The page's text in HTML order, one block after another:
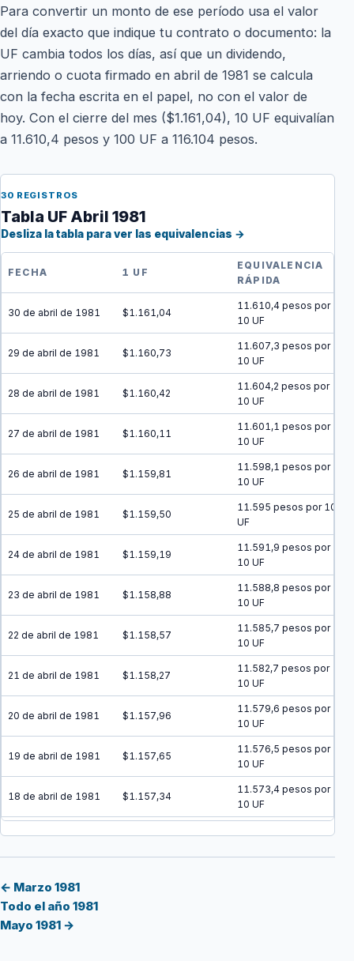
Para convertir un monto de ese período usa el valor
del día exacto que indique tu contrato o documento: la
UF cambia todos los días, así que un dividendo,
arriendo o cuota firmado en abril de 1981 se calcula
con la fecha escrita en el papel, no con el valor de
hoy. Con el cierre del mes ($1.161,04), 10 UF equivalían
a 11.610,4 pesos y 100 UF a 116.104 pesos.
30 REGISTROS
Tabla UF Abril 1981
Desliza la tabla para ver las equivalencias →
FECHA 1 UF
EQUIVALENCIA
RÁPIDA
30 de abril de 1981 $1.161,04
11.610,4 pesos por
10 UF
29 de abril de 1981 $1.160,73
11.607,3 pesos por
10 UF
28 de abril de 1981 $1.160,42
11.604,2 pesos por
10 UF
27 de abril de 1981 $1.160,11
11.601,1 pesos por
10 UF
26 de abril de 1981 $1.159,81
11.598,1 pesos por
10 UF
25 de abril de 1981 $1.159,50
11.595 pesos por 10
UF
24 de abril de 1981 $1.159,19
11.591,9 pesos por
10 UF
23 de abril de 1981 $1.158,88
11.588,8 pesos por
10 UF
22 de abril de 1981 $1.158,57
11.585,7 pesos por
10 UF
21 de abril de 1981 $1.158,27
11.582,7 pesos por
10 UF
20 de abril de 1981 $1.157,96
11.579,6 pesos por
10 UF
19 de abril de 1981 $1.157,65
11.576,5 pesos por
10 UF
18 de abril de 1981 $1.157,34
11.573,4 pesos por
10 UF
17 de abril de 1981 $1.157,04
← Marzo 1981
Todo el año 1981
Mayo 1981 →